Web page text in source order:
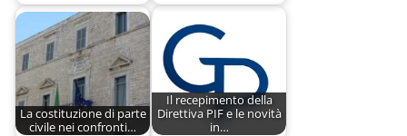
La costituzione di parte
civile nei confronti…
Il recepimento della
Direttiva PIF e le novità
in…